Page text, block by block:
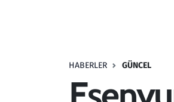
HABERLER GÜNCEL